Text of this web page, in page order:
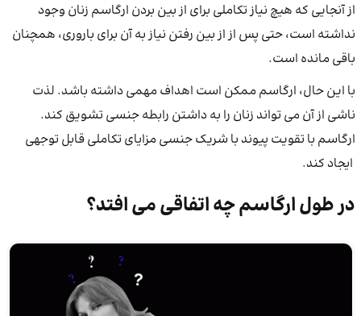
از آنجایی که هیچ نیاز تکاملی برای از بین بردن ارگاسم زنان وجود
نداشته است، حتی پس از از بین رفتن نیاز به آن برای باروری، همچنان
باقی مانده است.
با این حال، ارگاسم ممکن است اهداف مهمی داشته باشد. لذت
ناشی از آن می تواند زنان را به داشتن رابطه جنسی تشویق کند.
ارگاسم با تقویت پیوند با شریک جنسی مزایای تکاملی قابل توجهی
ایجاد کند.
در طول ارگاسم چه اتفاقی می افتد؟